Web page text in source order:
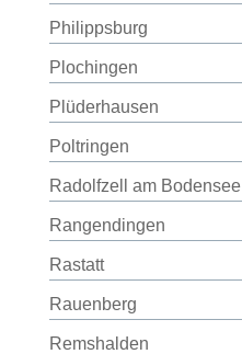
Philippsburg
Plochingen
Plüderhausen
Poltringen
Radolfzell am Bodensee
Rangendingen
Rastatt
Rauenberg
Remshalden